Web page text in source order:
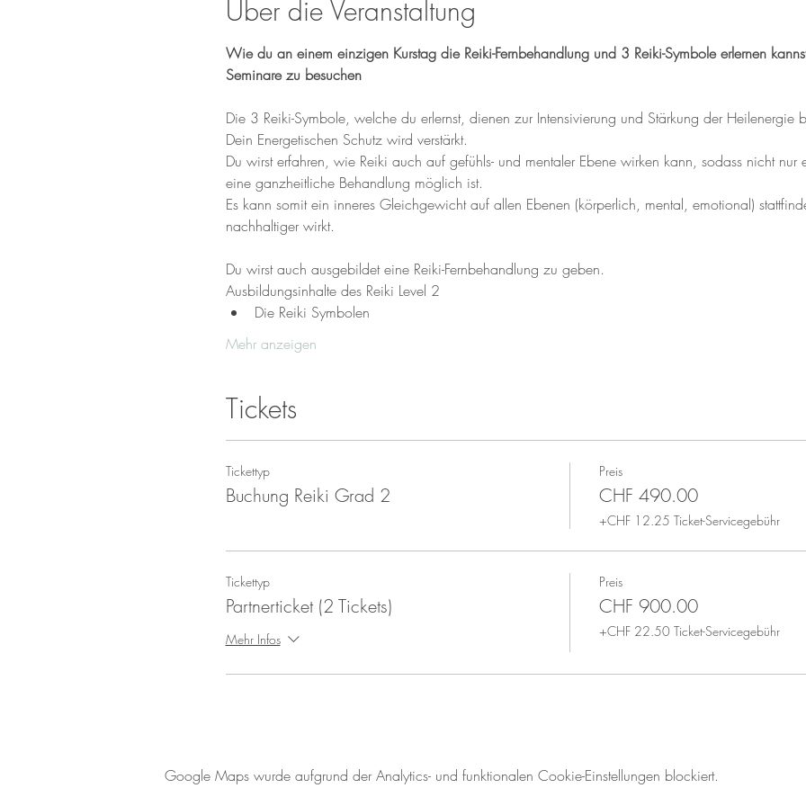
Über die Veranstaltung
Wie du an einem einzigen Kurstag die Reiki-Fernbehandlung und 3 Reiki-Symbole erlernen
Seminare zu besuchen
Die 3 Reiki-Symbole, welche du erlernst, dienen zur Intensivierung und Stärkung der Heilenergie
Dein Energetischen Schutz wird verstärkt.
Du wirst erfahren, wie Reiki auch auf gefühls- und mentaler Ebene wirken kann, sodass nicht nur
eine ganzheitliche Behandlung möglich ist.
Es kann somit ein inneres Gleichgewicht auf allen Ebenen (körperlich, mental, emotional)
nachhaltiger wirkt.
Du wirst auch ausgebildet eine Reiki-Fernbehandlung zu geben.
Ausbildungsinhalte des Reiki Level 2
Die Reiki Symbolen
Mehr anzeigen
Tickets
Tickettyp
Buchung Reiki Grad 2
Preis
CHF 490.00
+CHF 12.25 Ticket-Servicegebühr
Tickettyp
Partnerticket (2 Tickets)
Mehr Infos
Preis
CHF 900.00
+CHF 22.50 Ticket-Servicegebühr
Google Maps wurde aufgrund der Analytics- und funktionalen Cookie-Einstellungen blockiert.